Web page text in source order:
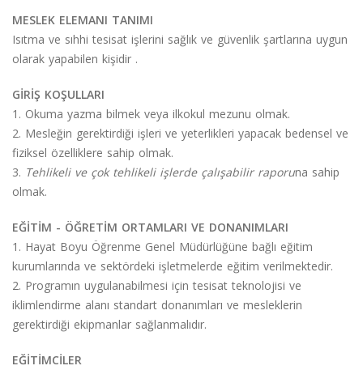
MESLEK ELEMANI TANIMI
Isıtma ve sıhhi tesisat işlerini sağlık ve güvenlik şartlarına uygun
olarak yapabilen kişidir .
GİRİŞ KOŞULLARI
1. Okuma yazma bilmek veya ilkokul mezunu olmak.
2. Mesleğin gerektirdiği işleri ve yeterlikleri yapacak bedensel ve
fiziksel özelliklere sahip olmak.
3. Tehlikeli ve çok tehlikeli işlerde çalışabilir raporuna sahip
olmak.
EĞİTİM - ÖĞRETİM ORTAMLARI VE DONANIMLARI
1. Hayat Boyu Öğrenme Genel Müdürlüğüne bağlı eğitim
kurumlarında ve sektördeki işletmelerde eğitim verilmektedir.
2. Programın uygulanabilmesi için tesisat teknolojisi ve
iklimlendirme alanı standart donanımları ve mesleklerin
gerektirdiği ekipmanlar sağlanmalıdır.
EĞİTİMCİLER